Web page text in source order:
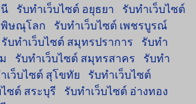
รับทำเว็บไซต์ อยุธยา
รับทำเว็บไซต์
พิษณุโลก
รับทำเว็บไซต์ เพชรบูรณ์
รับทำเว็บไซต์ สมุทรปราการ
รับทำ
รับทำเว็บไซต์ สมุทรสาคร
รับทำ
เว็บไซต์ สุโขทัย
รับทำเว็บไซต์
ซต์ สระบุรี
รับทำเว็บไซต์ อ่างทอง